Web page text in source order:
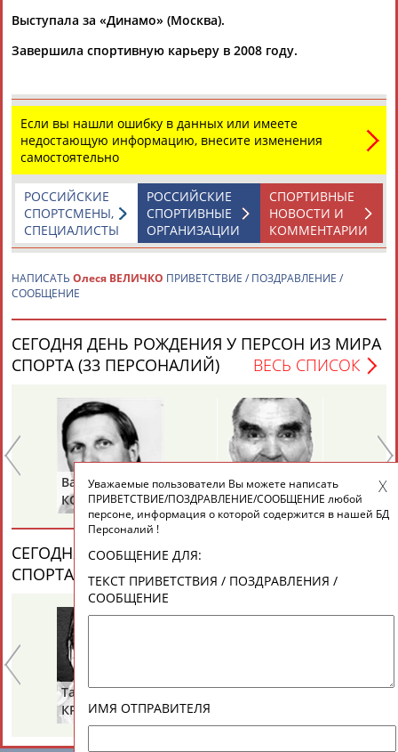
АБДРАХМАНОВАБДРАХМАНОВААБДУВАЛИЕВ
АБДУЛАЕВ
Рамазан
АБДУЛАЕВ
Тагир
АБДУЛАЕВ
Камиль
АБДУЛАЗИЗОВ
Загалав
АБДУЛБЕКОВ
Камалудин
24 персон из 13181
ЕЩЁ ПЕРСОНЫ
ТАБЛО АКТИВНОСТИ
ЦЕЛИ ПРОЕКТА КОНТАКТЫ
Вопросы сотрудничества и совместной деятельности
Адресов в новостной рассылке: 997
Подпишись
Выступала за «Динамо» (Москва).
Завершила спортивную карьеру в 2008 году.
Если вы нашли ошибку в данных или имеете
недостающую информацию, внесите изменения
самостоятельно
СПОРТИВНЫЕ
НОВОСТИ И
КОММЕНТАРИИ
РОССИЙСКИЕ
СПОРТИВНЫЕ
ОРГАНИЗАЦИИ
РОССИЙСКИЕ
СПОРТСМЕНЫ,
СПЕЦИАЛИСТЫ
НАПИСАТЬ Олеся ВЕЛИЧКО ПРИВЕТСТВИЕ / ПОЗДРАВЛЕНИЕ /
СООБЩЕНИЕ
СЕГОДНЯ ДЕНЬ РОЖДЕНИЯ У ПЕРСОН ИЗ МИРА
СПОРТА (33 ПЕРСОНАЛИЙ)
ВЕСЬ СПИСОК
Валерий
КОСТЮЧЕНКО
Виктор
САВЧУК
СЕГОДНЯ ДЕНЬ ПАМЯТИ У ПЕРСОН ИЗ МИРА
СПОРТА (7 ПЕРСОНАЛИЙ)
ВЕСЬ СПИСОК
Тамара
КРАВЧЕНКО
(СОСНОВА)
Алексей
Уважаемые пользователи Вы можете написать
ПРИВЕТСТВИЕ/ПОЗДРАВЛЕНИЕ/СООБЩЕНИЕ любой
персоне, информация о которой содержится в нашей БД
Персоналий !
СООБЩЕНИЕ ДЛЯ:
ТЕКСТ ПРИВЕТСТВИЯ / ПОЗДРАВЛЕНИЯ /
СООБЩЕНИЕ
ИМЯ ОТПРАВИТЕЛЯ